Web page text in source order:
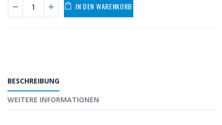
IN DEN WARENKORB
BESCHREIBUNG
WEITERE INFORMATIONEN